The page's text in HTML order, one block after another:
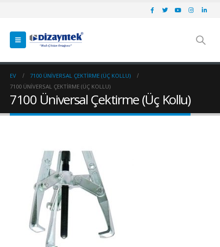
EV
7100 ÜNIVERSAL ÇEKTIRME (ÜÇ KOLLU)
7100 ÜNIVERSAL ÇEKTIRME (ÜÇ KOLLU)
7100 Üniversal Çektirme (Üç Kollu)